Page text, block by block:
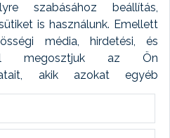
szabásához beállítás,
is használunk. Emellett
média, hirdetési, és
megosztjuk az Ön
akik azokat egyéb
kombinálhatják. A sütik
naplózást végzünk és
automatikusan töröljük. A
modul